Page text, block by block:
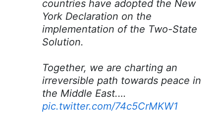
countries have adopted the New
York Declaration on the
implementation of the Two-State
Solution.
Together, we are charting an
irreversible path towards peace in
the Middle East.…
pic.twitter.com/74c5CrMKW1